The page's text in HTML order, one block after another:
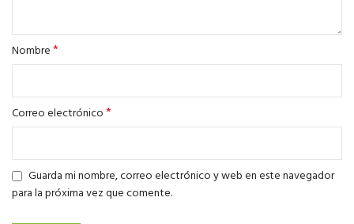
Nombre*
Correo electrónico*
Guarda mi nombre, correo electrónico y web en este navegador
para la próxima vez que comente.